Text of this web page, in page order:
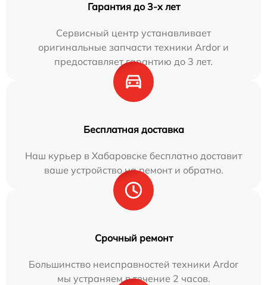
Гарантия до 3-х лет
Сервисный центр устанавливает
оригинальные запчасти техники Ardor и
предоставляет гарантию до 3 лет.
Бесплатная доставка
Наш курьер в Хабаровске бесплатно доставит
ваше устройство на ремонт и обратно.
Срочный ремонт
Большинство неисправностей техники Ardor
мы устраняем в течение 2 часов.